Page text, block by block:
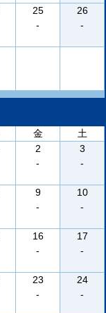
25
-
26
-
金
土
2
-
3
-
9
-
10
-
16
-
17
-
23
-
24
-